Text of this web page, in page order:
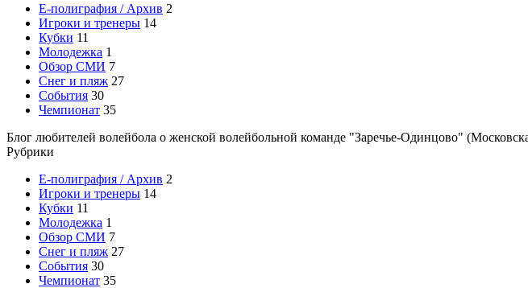
E-полиграфия / Архив 2
Игроки и тренеры 14
Кубки 11
Молодежка 1
Обзор СМИ 7
Снег и пляж 27
События 30
Чемпионат 35
Блог любителей волейбола о женской волейбольной команде "Заречье-Одинцово"
Рубрики
E-полиграфия / Архив 2
Игроки и тренеры 14
Кубки 11
Молодежка 1
Обзор СМИ 7
Снег и пляж 27
События 30
Чемпионат 35